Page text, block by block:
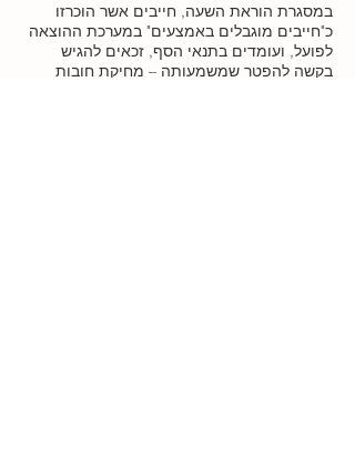
במסגרת הוראת השעה, חייבים אשר הוכרזו
כ"חייבים מוגבלים באמצעים" במערכת ההוצאה
לפועל, ועומדים בתנאי הסף, זכאים להגיש
בקשה להפטר שמשמעותה – מחיקת חובות